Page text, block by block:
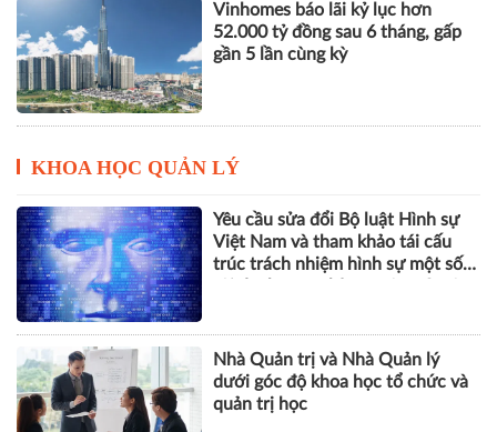
Vinhomes báo lãi kỷ lục hơn
52.000 tỷ đồng sau 6 tháng, gấp
gần 5 lần cùng kỳ
KHOA HỌC QUẢN LÝ
Yêu cầu sửa đổi Bộ luật Hình sự
Việt Nam và tham khảo tái cấu
trúc trách nhiệm hình sự một số
Nhà Quản trị và Nhà Quản lý
dưới góc độ khoa học tổ chức và
quản trị học